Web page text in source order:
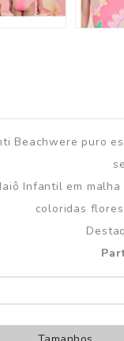
Beachwere puro
Infantil em
coloridas